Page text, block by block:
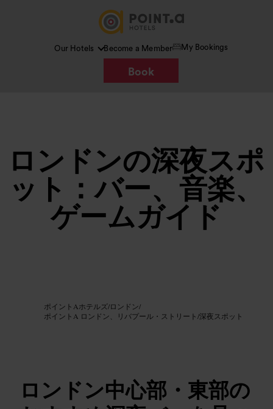
Our Hotels Become a Member My Bookings
Book
ロンドンの深夜スポ
ット：バー、音楽、
ゲームガイド
ポイントAホテルズ/ロンドン/
ポイントA ロンドン、リバプール・ストリート/深夜スポット
ロンドン中心部・東部の